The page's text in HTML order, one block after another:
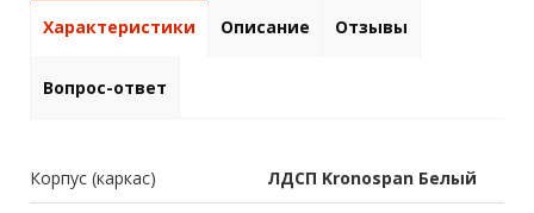
Характеристики Описание Отзывы
Вопрос-ответ
Корпус (каркас) ЛДСП Kronospan Белый